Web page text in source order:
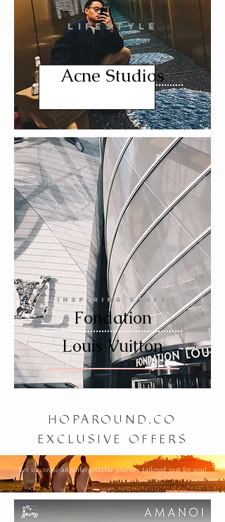
LIFESTYLE
Acne Studios
INSPIRING STUFF
Fondation
Louis Vuitton
HOPAROUND.CO
EXCLUSIVE OFFERS
Let us create an unforgettable journey tailored just for you!